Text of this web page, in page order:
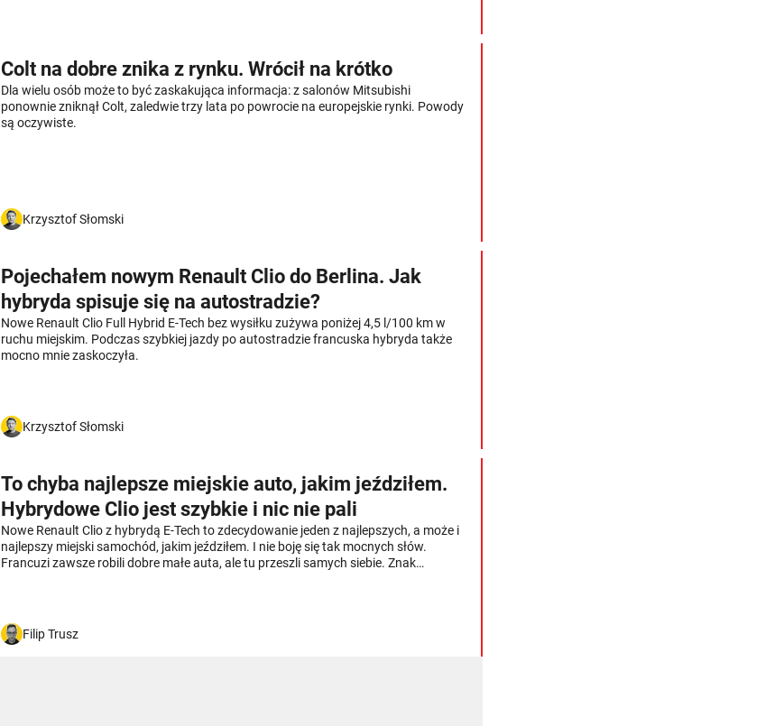
Colt na dobre znika z rynku. Wrócił na krótko
Dla wielu osób może to być zaskakująca informacja: z salonów Mitsubishi
ponownie zniknął Colt, zaledwie trzy lata po powrocie na europejskie rynki. Powody
są oczywiste.
Krzysztof Słomski
Pojechałem nowym Renault Clio do Berlina. Jak
hybryda spisuje się na autostradzie?
Nowe Renault Clio Full Hybrid E-Tech bez wysiłku zużywa poniżej 4,5 l/100 km w
ruchu miejskim. Podczas szybkiej jazdy po autostradzie francuska hybryda także
mocno mnie zaskoczyła.
Krzysztof Słomski
To chyba najlepsze miejskie auto, jakim jeździłem.
Hybrydowe Clio jest szybkie i nic nie pali
Nowe Renault Clio z hybrydą E-Tech to zdecydowanie jeden z najlepszych, a może i
najlepszy miejski samochód, jakim jeździłem. I nie boję się tak mocnych słów.
Francuzi zawsze robili dobre małe auta, ale tu przeszli samych siebie. Znak
Filip Trusz